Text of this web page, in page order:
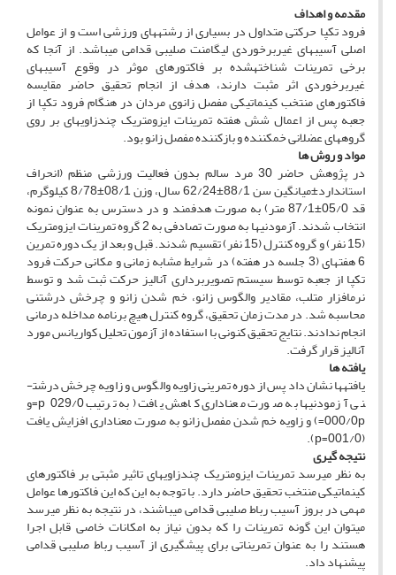
مقدمه و اهداف
فرود تک­پا حرکتی متداول در بسیاری از رشته­های ورزشی است و از عوامل
اصلی آسیب­های غیربرخوردی لیگامنت صلیبی قدامی می­باشد. از آنجا که
برخی تمرینات شناخته­شده بر فاکتورهای موثر در وقوع آسیب­های
غیربرخوردی اثر مثبت دارند، هدف از انجام تحقیق حاضر مقایسه
فاکتورهای منتخب کینماتیکی مفصل زانوی مردان در هنگام فرود تک­پا از
جعبه پس از اعمال شش هفته تمرینات ایزومتریک چندزاویه­ای بر روی
گروه­های عضلانی خم­کننده و بازکننده مفصل زانو بود.
مواد و روش ­ها
در پژوهش حاضر 30 مرد سالم بدون فعالیت ورزشی منظم (انحراف
استاندارد±میانگین سن 88/1±62/24 سال، وزن 08/1±8/78 کیلوگرم،
قد 05/0±87/1 متر) به صورت هدفمند و در دسترس به عنوان نمونه
انتخاب شدند. آزمودنی­ها به صورت تصادفی به 2 گروه تمرینات ایزومتریک
(15 نفر) و گروه کنترل (15 نفر) تقسیم شدند. قبل و بعد از یک دوره تمرین
6 هفته­ای (3 جلسه در هفته) در شرایط مشابه زمانی و مکانی حرکت فرود
تک­پا از جعبه توسط سیستم تصویربرداری آنالیز حرکت ثبت شد و توسط
نرم­افزار متلب، مقادیر والگوس زانو، خم شدن زانو و چرخش درشت­نی
محاسبه شد. در مدت زمان تحقیق، گروه کنترل هیچ برنامه مداخله درمانی
انجام ندادند. نتایج تحقیق کنونی با استفاده از آزمون تحلیل کواریانس مورد
آنالیز قرار گرفت.
یافته ­ها
یافته­ها نشان داد پس از دوره تمرینی زاویه والگوس و زاویه چرخش درشت­
نی آزمودنی­ها به صورت معناداری کاهش یافت (به ترتیب 029/0 p=و
000/0p=) و زاویه خم شدن مفصل زانو به صورت معناداری افزایش یافت
(001/0=p).
نتیجه­ گیری
به نظر می­رسد تمرینات ایزومتریک چندزاویه­ای تاثیر مثبتی بر فاکتورهای
کینماتیکی منتخب تحقیق حاضر دارد. با توجه به این که این فاکتورها عوامل
مهمی در بروز آسیب رباط صلیبی قدامی می­باشند، در نتیجه به نظر می­رسد
می­توان این گونه تمرینات را که بدون نیاز به امکانات خاصی قابل اجرا
هستند را به عنوان تمریناتی برای پیشگیری از آسیب رباط صلیبی قدامی
پیشنهاد داد.